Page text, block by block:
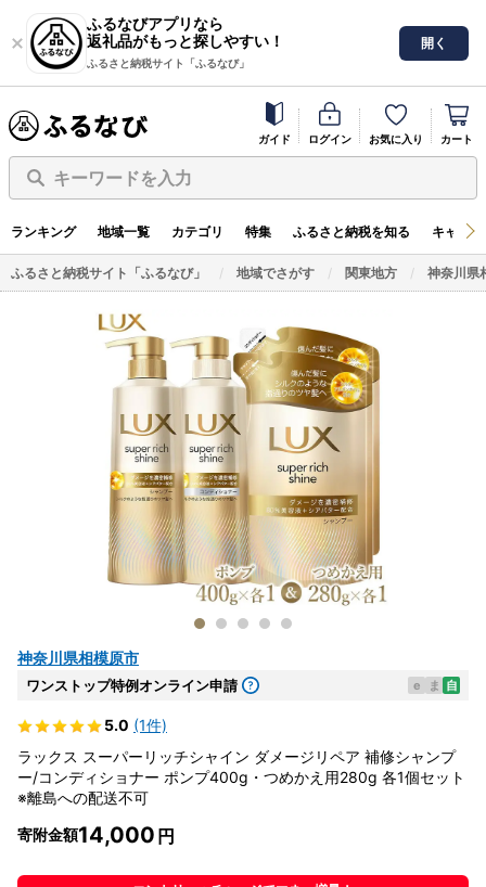
ふるなびアプリなら
返礼品がもっと探しやすい！
ふるさと納税サイト「ふるなび」
開く
ガイド ログイン お気に入り カート
キーワードを入力
ランキング 地域一覧 カテゴリ 特集 ふるさと納税を知る キャン
ふるさと納税サイト「ふるなび」 地域でさがす 関東地方 神奈川県
神奈川県相模原市
ワンストップ特例オンライン申請 e ま 自
5.0 (1件)
ラックス スーパーリッチシャイン ダメージリペア 補修シャンプ
ー/コンディショナー ポンプ400g・つめかえ用280g 各1個セット
※離島への配送不可
寄附金額14,000